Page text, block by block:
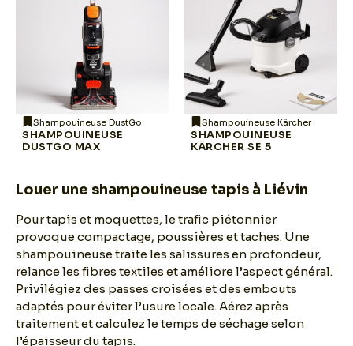
Shampouineuse DustGo
SHAMPOUINEUSE
DUSTGO MAX
Shampouineuse Kärcher
SHAMPOUINEUSE
KÄRCHER SE 5
Louer une shampouineuse tapis à Liévin
Pour tapis et moquettes, le trafic piétonnier
provoque compactage, poussières et taches. Une
shampouineuse traite les salissures en profondeur,
relance les fibres textiles et améliore l’aspect général.
Privilégiez des passes croisées et des embouts
adaptés pour éviter l’usure locale. Aérez après
traitement et calculez le temps de séchage selon
l’épaisseur du tapis.